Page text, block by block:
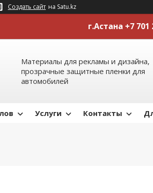
Создать сайт на Satu.kz
г.Астана +7
Материалы для рекламы и дизайна,
прозрачные защитные пленки для
автомобилей
Услуги Контакты